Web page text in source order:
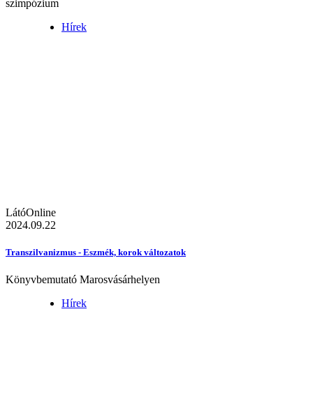
szimpózium
Hírek
LátóOnline
2024.09.22
Transzilvanizmus - Eszmék, korok változatok
Könyvbemutató Marosvásárhelyen
Hírek